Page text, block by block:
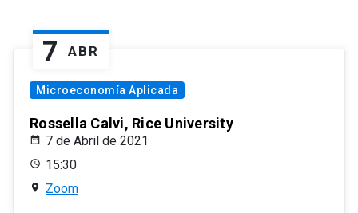
7 ABR
Microeconomía Aplicada
Rossella Calvi, Rice University
7 de Abril de 2021
15:30
Zoom